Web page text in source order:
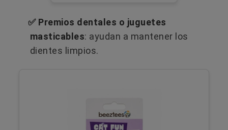
✅ Premios dentales o juguetes
masticables: ayudan a mantener los
dientes limpios.